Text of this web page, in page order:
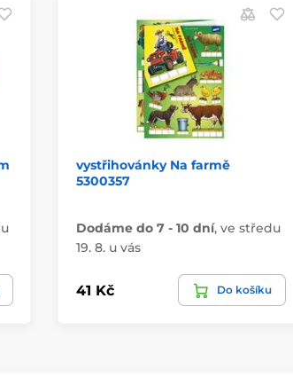
vystřihovánky Na farmě
5300357
Dodáme do 7 - 10 dní, ve středu
19. 8. u vás
41 Kč Do košíku